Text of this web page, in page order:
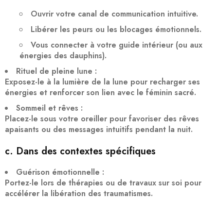
Ouvrir votre canal de communication intuitive.
Libérer les peurs ou les blocages émotionnels.
Vous connecter à votre guide intérieur (ou aux
énergies des dauphins).
Rituel de pleine lune :
Exposez-le à la lumière de la lune pour recharger ses
énergies et renforcer son lien avec le féminin sacré.
Sommeil et rêves :
Placez-le sous votre oreiller pour favoriser des rêves
apaisants ou des messages intuitifs pendant la nuit.
c. Dans des contextes spécifiques
Guérison émotionnelle :
Portez-le lors de thérapies ou de travaux sur soi pour
accélérer la libération des traumatismes.